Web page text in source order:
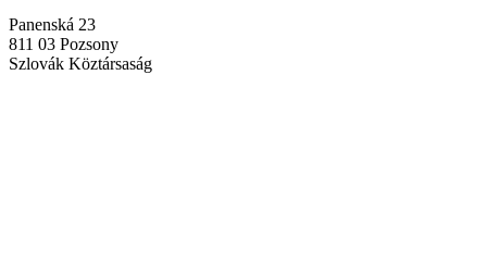
Panenská 23
811 03 Pozsony
Szlovák Köztársaság